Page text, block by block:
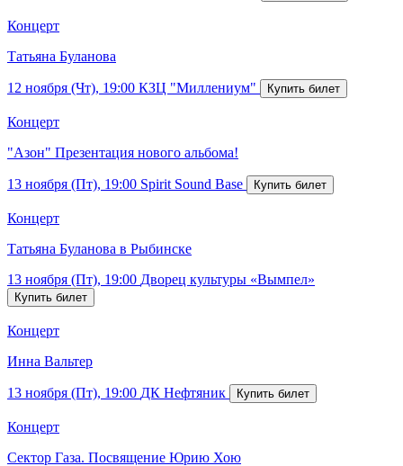
Концерт
Татьяна Буланова
12 ноября (Чт), 19:00 КЗЦ "Миллениум"
Концерт
"Азон" Презентация нового альбома!
13 ноября (Пт), 19:00 Spirit Sound Base
Концерт
Татьяна Буланова в Рыбинске
13 ноября (Пт), 19:00 Дворец культуры «Вымпел»
Концерт
Инна Вальтер
13 ноября (Пт), 19:00 ДК Нефтяник
Концерт
Сектор Газа. Посвящение Юрию Хою